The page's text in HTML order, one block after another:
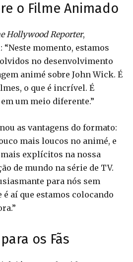
o Filme Animado
Hollywood Reporter,
momento, estamos
no desenvolvimento
animé sobre John Wick. É
o que é incrível. É
um meio diferente.”
as vantagens do formato:
mais loucos no animé, e
explícitos na nossa
de mundo na série de TV.
para nós sem
aí que estamos colocando
os Fãs